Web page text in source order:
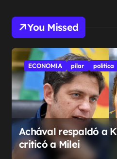
You Missed
ECONOMIA pilar politíca
Achával respaldó a
criticó a Milei